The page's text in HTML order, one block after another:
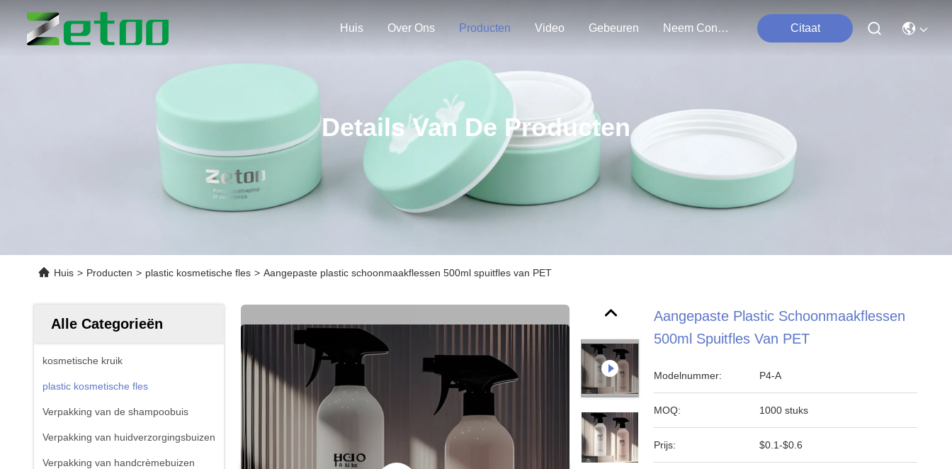
Huis Over Ons Producten Video Gebeuren Neem Contact Met Ons Op Citaat
Details Van De Producten
Huis > Producten > plastic kosmetische fles > Aangepaste plastic schoonmaakflessen 500ml spuitfles van PET
Alle Categorieën
kosmetische kruik
plastic kosmetische fles
Verpakking van de shampoobuis
Verpakking van huidverzorgingsbuizen
Verpakking van handcrèmebuizen
Aangepaste Plastic Schoonmaakflessen
500ml Spuitfles Van PET
Modelnummer: P4-A
MOQ: 1000 stuks
Prijs: $0.1-$0.6